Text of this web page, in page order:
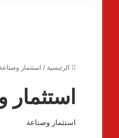
الرئيسية / استثمار وصناعة
استثمار
استثمار وصناعة